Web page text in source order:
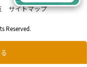
サイトマップ
Reserved.